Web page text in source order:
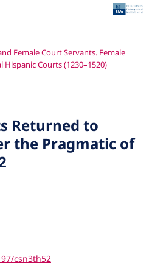
Female Court Servants. Female
Courts (1230–1520)
Returned to
the Pragmatic of
csn3th52